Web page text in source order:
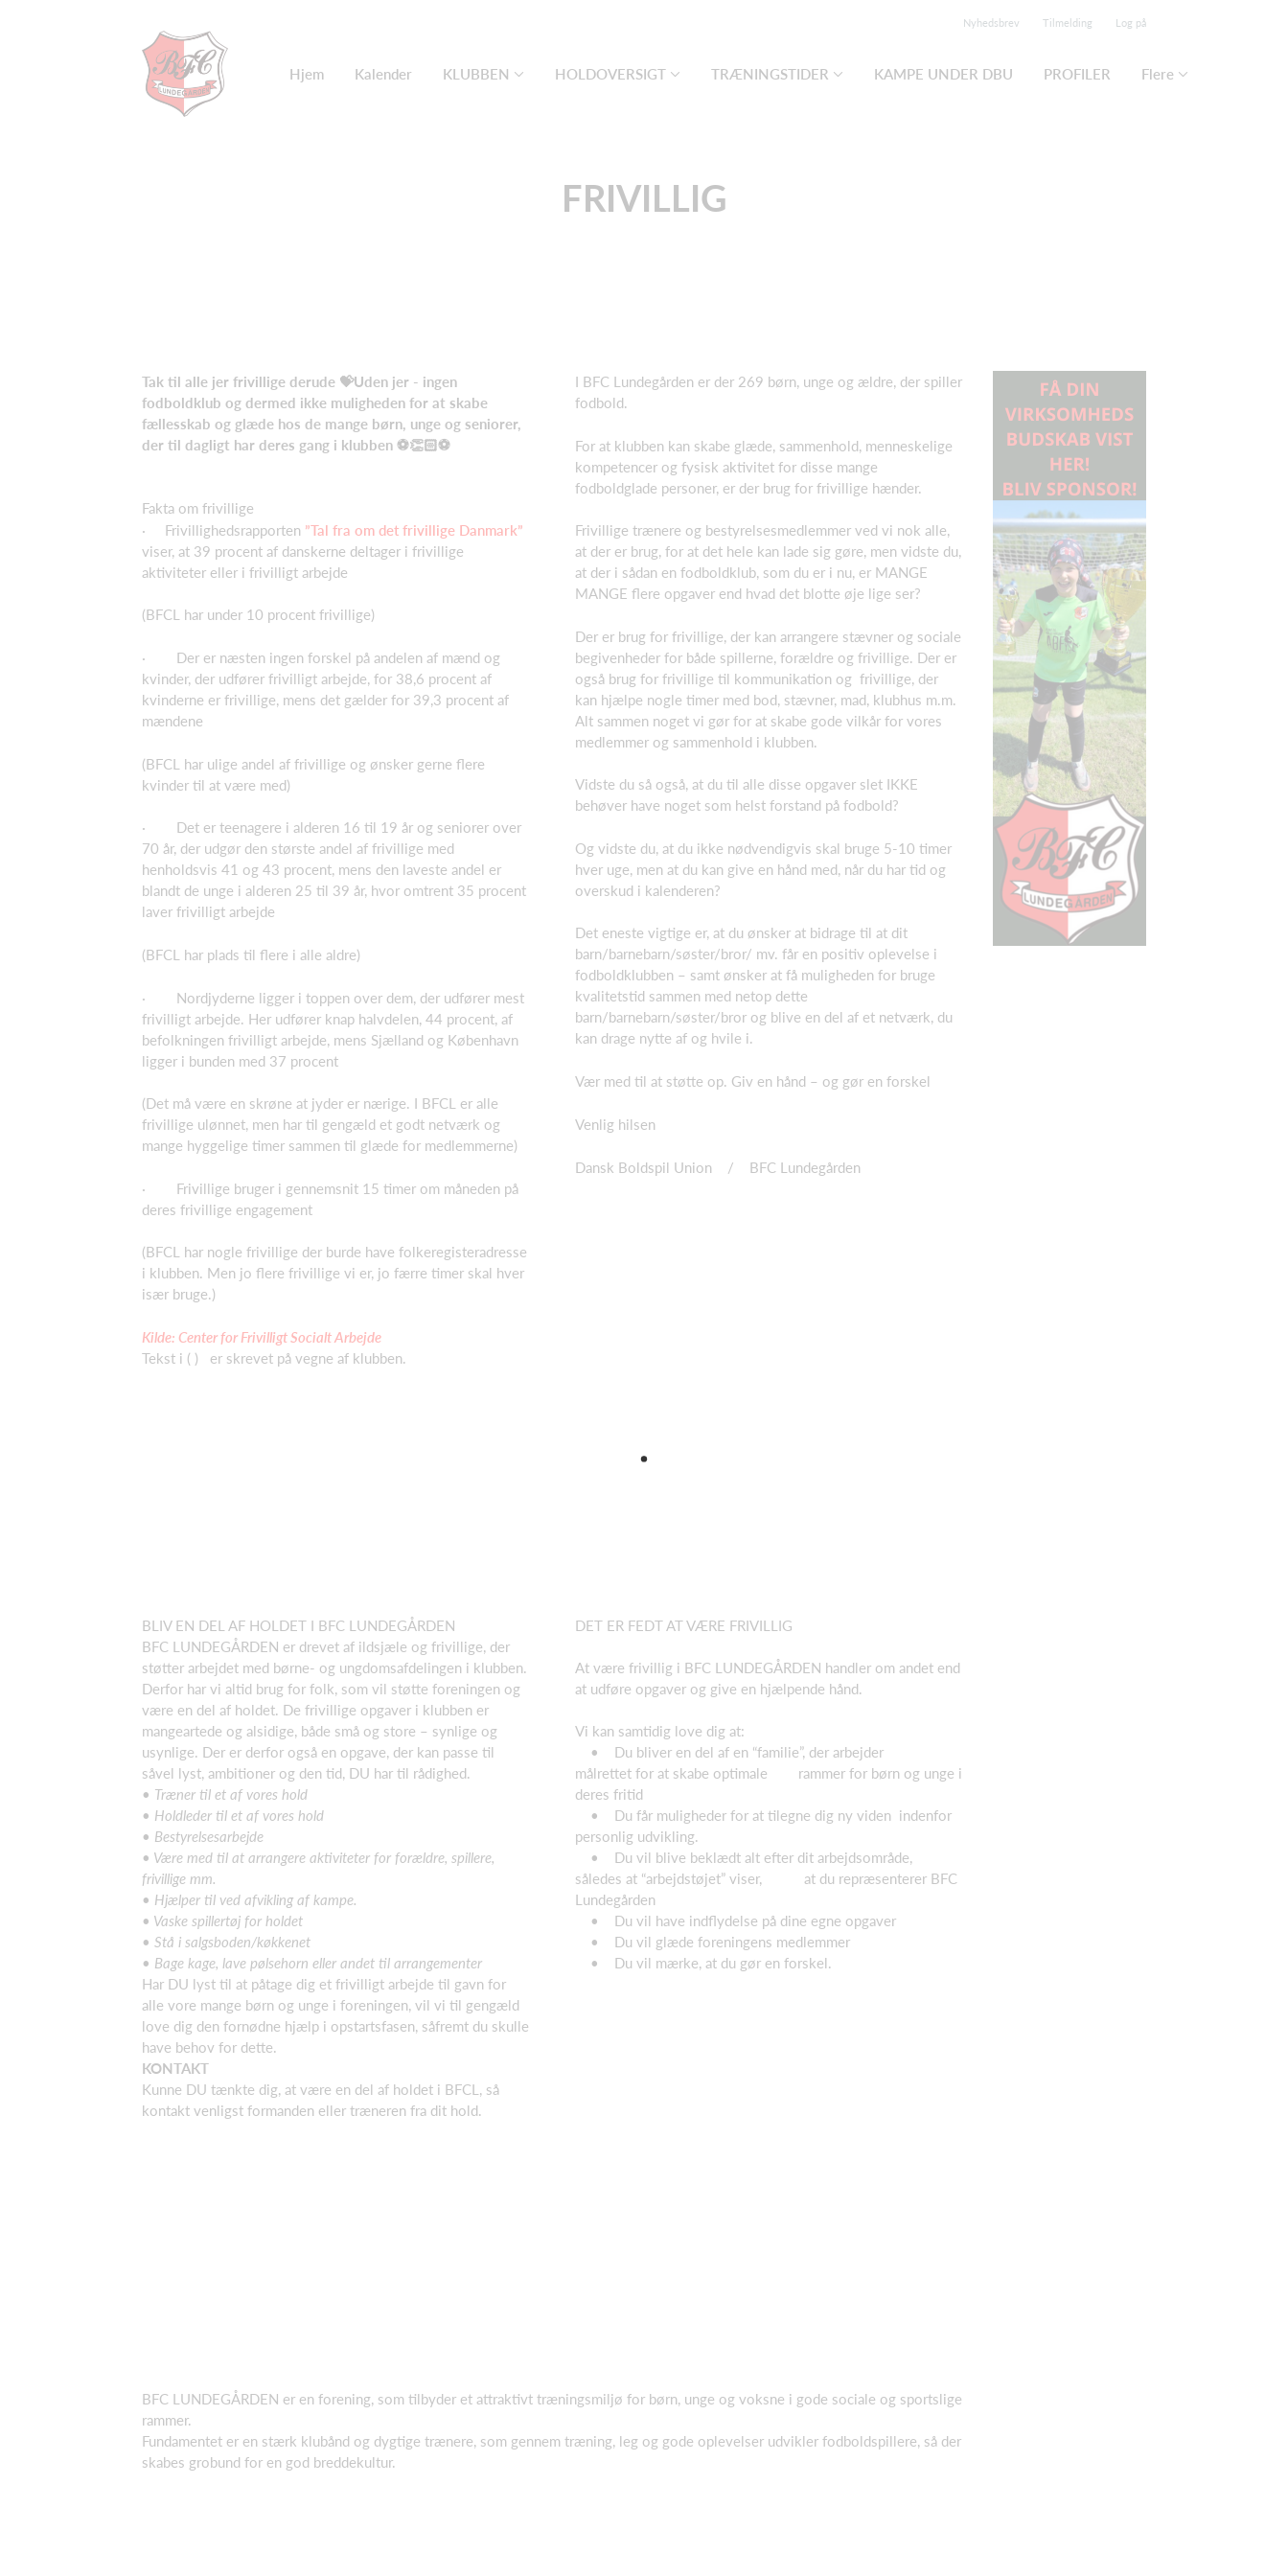
Nyhedsbrev Tilmelding Log på
Hjem Kalender KLUBBEN HOLDOVERSIGT TRÆNINGSTIDER KAMPE UNDER DBU PROFILER Flere
FRIVILLIG
Tak til alle jer frivillige derude 💝Uden jer - ingen
fodboldklub og dermed ikke muligheden for at skabe
fællesskab og glæde hos de mange børn, unge og seniorer,
der til dagligt har deres gang i klubben ⚽👏🏻⚽
Fakta om frivillige
· Frivillighedsrapporten ”Tal fra om det frivillige Danmark”
viser, at 39 procent af danskerne deltager i frivillige
aktiviteter eller i frivilligt arbejde
(BFCL har under 10 procent frivillige)
· Der er næsten ingen forskel på andelen af mænd og
kvinder, der udfører frivilligt arbejde, for 38,6 procent af
kvinderne er frivillige, mens det gælder for 39,3 procent af
mændene
(BFCL har ulige andel af frivillige og ønsker gerne flere
kvinder til at være med)
· Det er teenagere i alderen 16 til 19 år og seniorer over
70 år, der udgør den største andel af frivillige med
henholdsvis 41 og 43 procent, mens den laveste andel er
blandt de unge i alderen 25 til 39 år, hvor omtrent 35 procent
laver frivilligt arbejde
(BFCL har plads til flere i alle aldre)
· Nordjyderne ligger i toppen over dem, der udfører mest
frivilligt arbejde. Her udfører knap halvdelen, 44 procent, af
befolkningen frivilligt arbejde, mens Sjælland og København
ligger i bunden med 37 procent
(Det må være en skrøne at jyder er nærige. I BFCL er alle
frivillige ulønnet, men har til gengæld et godt netværk og
mange hyggelige timer sammen til glæde for medlemmerne)
· Frivillige bruger i gennemsnit 15 timer om måneden på
deres frivillige engagement
(BFCL har nogle frivillige der burde have folkeregisteradresse
i klubben. Men jo flere frivillige vi er, jo færre timer skal hver
især bruge.)
Kilde: Center for Frivilligt Socialt Arbejde
Tekst i ( ) er skrevet på vegne af klubben.
I BFC Lundegården er der 269 børn, unge og ældre, der spiller
fodbold.
For at klubben kan skabe glæde, sammenhold, menneskelige
kompetencer og fysisk aktivitet for disse mange
fodboldglade personer, er der brug for frivillige hænder.
Frivillige trænere og bestyrelsesmedlemmer ved vi nok alle,
at der er brug, for at det hele kan lade sig gøre, men vidste du,
at der i sådan en fodboldklub, som du er i nu, er MANGE
MANGE flere opgaver end hvad det blotte øje lige ser?
Der er brug for frivillige, der kan arrangere stævner og sociale
begivenheder for både spillerne, forældre og frivillige. Der er
også brug for frivillige til kommunikation og frivillige, der
kan hjælpe nogle timer med bod, stævner, mad, klubhus m.m.
Alt sammen noget vi gør for at skabe gode vilkår for vores
medlemmer og sammenhold i klubben.
Vidste du så også, at du til alle disse opgaver slet IKKE
behøver have noget som helst forstand på fodbold?
Og vidste du, at du ikke nødvendigvis skal bruge 5-10 timer
hver uge, men at du kan give en hånd med, når du har tid og
overskud i kalenderen?
Det eneste vigtige er, at du ønsker at bidrage til at dit
barn/barnebarn/søster/bror/ mv. får en positiv oplevelse i
fodboldklubben – samt ønsker at få muligheden for bruge
kvalitetstid sammen med netop dette
barn/barnebarn/søster/bror og blive en del af et netværk, du
kan drage nytte af og hvile i.
Vær med til at støtte op. Giv en hånd – og gør en forskel
Venlig hilsen
Dansk Boldspil Union / BFC Lundegården
BLIV EN DEL AF HOLDET I BFC LUNDEGÅRDEN
BFC LUNDEGÅRDEN er drevet af ildsjæle og frivillige, der
støtter arbejdet med børne- og ungdomsafdelingen i klubben.
Derfor har vi altid brug for folk, som vil støtte foreningen og
være en del af holdet. De frivillige opgaver i klubben er
mangeartede og alsidige, både små og store – synlige og
usynlige. Der er derfor også en opgave, der kan passe til
såvel lyst, ambitioner og den tid, DU har til rådighed.
• Træner til et af vores hold
• Holdleder til et af vores hold
• Bestyrelsesarbejde
• Være med til at arrangere aktiviteter for forældre, spillere,
frivillige mm.
• Hjælper til ved afvikling af kampe.
• Vaske spillertøj for holdet
• Stå i salgsboden/køkkenet
• Bage kage, lave pølsehorn eller andet til arrangementer
Har DU lyst til at påtage dig et frivilligt arbejde til gavn for
alle vore mange børn og unge i foreningen, vil vi til gengæld
love dig den fornødne hjælp i opstartsfasen, såfremt du skulle
have behov for dette.
KONTAKT
Kunne DU tænkte dig, at være en del af holdet i BFCL, så
kontakt venligst formanden eller træneren fra dit hold.
DET ER FEDT AT VÆRE FRIVILLIG
At være frivillig i BFC LUNDEGÅRDEN handler om andet end
at udføre opgaver og give en hjælpende hånd.
Vi kan samtidig love dig at:
• Du bliver en del af en “familie”, der arbejder
målrettet for at skabe optimale rammer for børn og unge i
deres fritid
• Du får muligheder for at tilegne dig ny viden indenfor
personlig udvikling.
• Du vil blive beklædt alt efter dit arbejdsområde,
således at “arbejdstøjet” viser, at du repræsenterer BFC
Lundegården
• Du vil have indflydelse på dine egne opgaver
• Du vil glæde foreningens medlemmer
• Du vil mærke, at du gør en forskel.
BFC LUNDEGÅRDEN er en forening, som tilbyder et attraktivt træningsmiljø for børn, unge og voksne i gode sociale og sportslige
rammer.
Fundamentet er en stærk klubånd og dygtige trænere, som gennem træning, leg og gode oplevelser udvikler fodboldspillere, så der
skabes grobund for en god breddekultur.